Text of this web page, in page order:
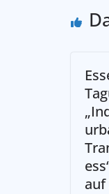
auf